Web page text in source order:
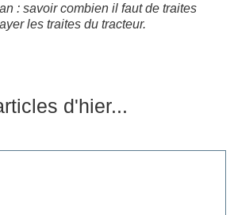
: savoir combien il faut de traites
les traites du tracteur.
d'hier...